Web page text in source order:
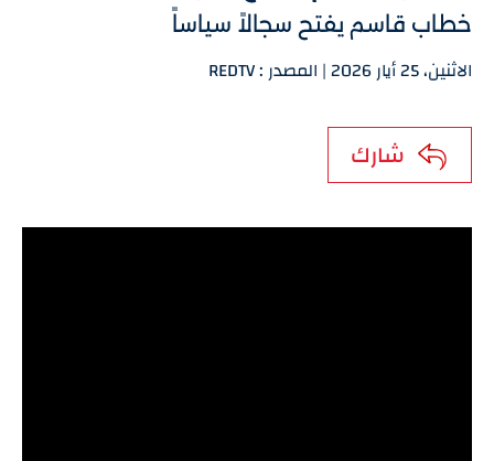
خطاب قاسم يفتح سجالاً سياساً
الاثنين، 25 أيار 2026 | المصدر : REDTV
شارك